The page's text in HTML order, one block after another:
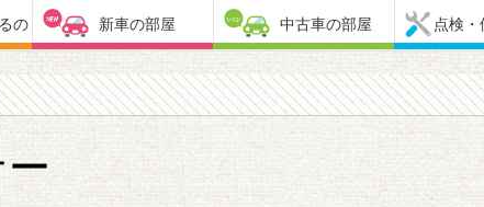
の 新車の部屋 中古車の部屋 点検